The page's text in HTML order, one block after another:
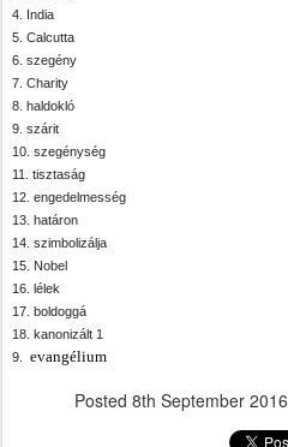
4. India
5. Calcutta
6. szegény
7. Charity
8. haldokló
9. szárit
10. szegénység
11. tisztaság
12. engedelmesség
13. határon
14. szimbolizálja
15. Nobel
16. lélek
17. boldoggá
18. kanonizált 1
9. evangélium
Posted 8th September 2016